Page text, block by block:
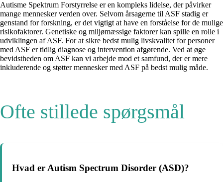
Autisme Spektrum Forstyrrelse er en kompleks lidelse, der påvirker
mange mennesker verden over. Selvom årsagerne til ASF stadig er
genstand for forskning, er det vigtigt at have en forståelse for de mulige
risikofaktorer. Genetiske og miljømæssige faktorer kan spille en rolle i
udviklingen af ASF. For at sikre bedst mulig livskvalitet for personer
med ASF er tidlig diagnose og intervention afgørende. Ved at øge
bevidstheden om ASF kan vi arbejde mod et samfund, der er mere
inkluderende og støtter mennesker med ASF på bedst mulig måde.
Ofte stillede spørgsmål
Hvad er Autism Spectrum Disorder (ASD)?